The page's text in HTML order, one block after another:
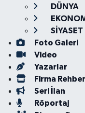
DÜNYA
SİYASET
Foto Galeri
Video
Yazarlar
Firma
Seri İlan
Röportaj